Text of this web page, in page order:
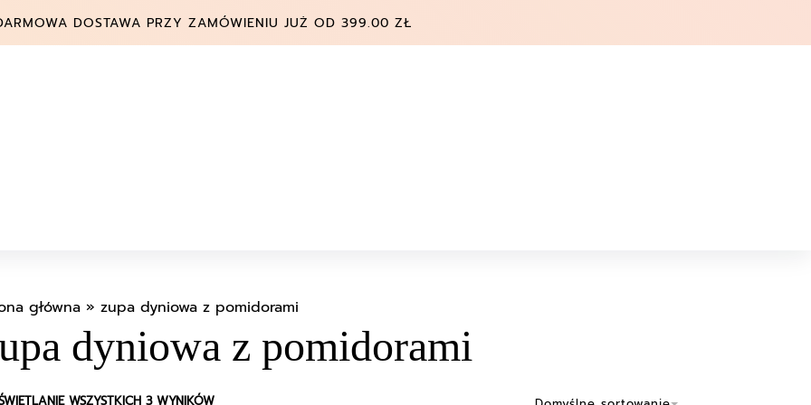
DOSTAWA PRZY ZAMÓWIENIU JUŻ OD 399.00 ZŁ
główna» zupa dyniowa z pomidorami
dyniowa z pomidorami
WSZYSTKICH 3 WYNIKÓW